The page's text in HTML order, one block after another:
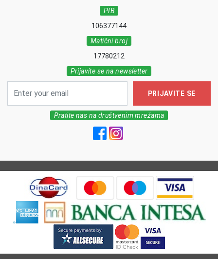
PIB
106377144
Matični broj
17780212
Prijavite se na newsletter
PRIJAVITE SE
Pratite nas na društvenim mrežama